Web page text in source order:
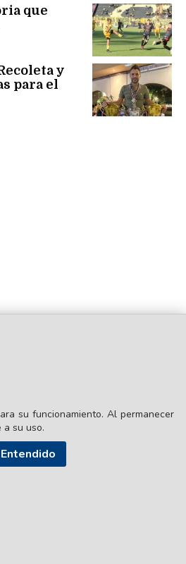
que
y
para el
Eduardo Ick
Argentina
su funcionamiento. Al permanecer
su uso.
Entendido